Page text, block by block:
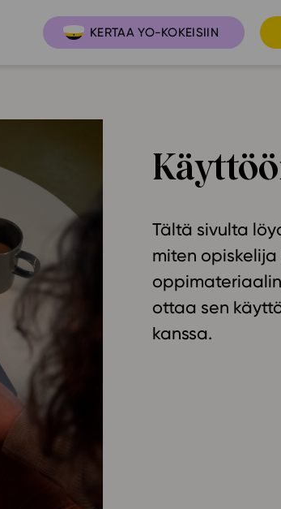
KERTAA YO-KOKEISIIN
Ominaisuudet
Webinaari­tallenteet
Suosittelut
Ohjekeskus
Tältä sivulta
miten opiskelija
ottaa sen
kanssa.